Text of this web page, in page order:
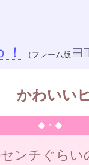
（フレーム版
かわいい
◆・◆
センチぐら